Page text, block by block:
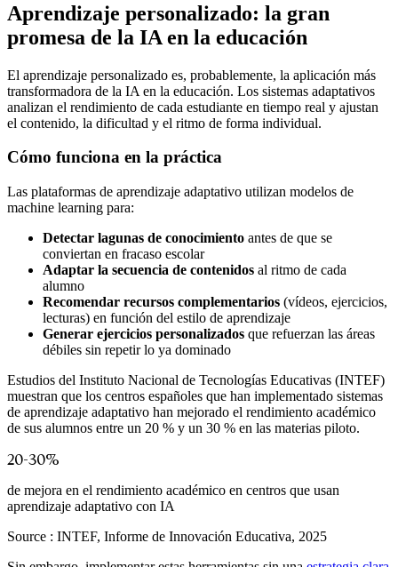
Aprendizaje personalizado: la gran
promesa de la IA en la educación
El aprendizaje personalizado es, probablemente, la aplicación más
transformadora de la IA en la educación. Los sistemas adaptativos
analizan el rendimiento de cada estudiante en tiempo real y ajustan
el contenido, la dificultad y el ritmo de forma individual.
Cómo funciona en la práctica
Las plataformas de aprendizaje adaptativo utilizan modelos de
machine learning para:
Detectar lagunas de conocimiento antes de que se
conviertan en fracaso escolar
Adaptar la secuencia de contenidos al ritmo de cada
alumno
Recomendar recursos complementarios (vídeos, ejercicios,
lecturas) en función del estilo de aprendizaje
Generar ejercicios personalizados que refuerzan las áreas
débiles sin repetir lo ya dominado
Estudios del Instituto Nacional de Tecnologías Educativas (INTEF)
muestran que los centros españoles que han implementado sistemas
de aprendizaje adaptativo han mejorado el rendimiento académico
de sus alumnos entre un 20 % y un 30 % en las materias piloto.
20-30%
de mejora en el rendimiento académico en centros que usan
aprendizaje adaptativo con IA
Source : INTEF, Informe de Innovación Educativa, 2025